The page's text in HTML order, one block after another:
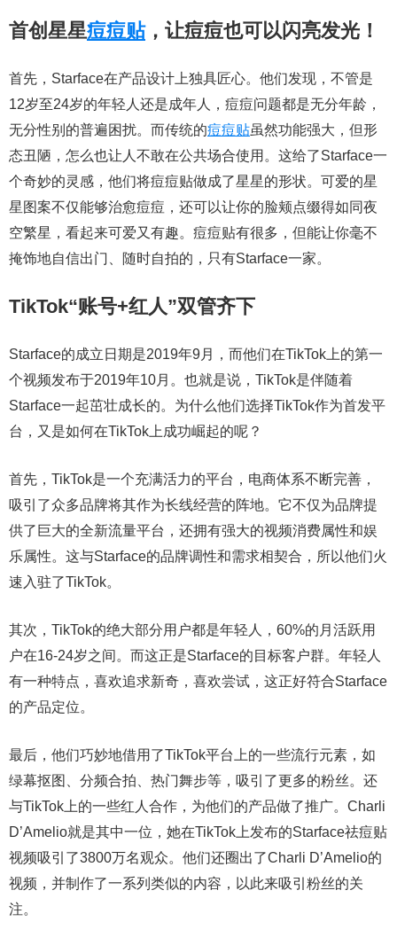
首创星星痘痘贴，让痘痘也可以闪亮发光！
首先，Starface在产品设计上独具匠心。他们发现，不管是
12岁至24岁的年轻人还是成年人，痘痘问题都是无分年龄，
无分性别的普遍困扰。而传统的痘痘贴虽然功能强大，但形
态丑陋，怎么也让人不敢在公共场合使用。这给了Starface一
个奇妙的灵感，他们将痘痘贴做成了星星的形状。可爱的星
星图案不仅能够治愈痘痘，还可以让你的脸颊点缀得如同夜
空繁星，看起来可爱又有趣。痘痘贴有很多，但能让你毫不
掩饰地自信出门、随时自拍的，只有Starface一家。
TikTok“账号+红人”双管齐下
Starface的成立日期是2019年9月，而他们在TikTok上的第一
个视频发布于2019年10月。也就是说，TikTok是伴随着
Starface一起茁壮成长的。为什么他们选择TikTok作为首发平
台，又是如何在TikTok上成功崛起的呢？
首先，TikTok是一个充满活力的平台，电商体系不断完善，
吸引了众多品牌将其作为长线经营的阵地。它不仅为品牌提
供了巨大的全新流量平台，还拥有强大的视频消费属性和娱
乐属性。这与Starface的品牌调性和需求相契合，所以他们火
速入驻了TikTok。
其次，TikTok的绝大部分用户都是年轻人，60%的月活跃用
户在16-24岁之间。而这正是Starface的目标客户群。年轻人
有一种特点，喜欢追求新奇，喜欢尝试，这正好符合Starface
的产品定位。
最后，他们巧妙地借用了TikTok平台上的一些流行元素，如
绿幕抠图、分频合拍、热门舞步等，吸引了更多的粉丝。还
与TikTok上的一些红人合作，为他们的产品做了推广。Charli
D’Amelio就是其中一位，她在TikTok上发布的Starface祛痘贴
视频吸引了3800万名观众。他们还圈出了Charli D’Amelio的
视频，并制作了一系列类似的内容，以此来吸引粉丝的关
注。